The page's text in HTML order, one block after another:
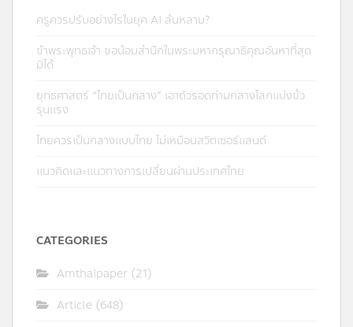
ครูควรปรับอย่างไรในยุค AI ล้นหลาม?
ข้าพระพุทธเจ้า ขอน้อมสำนึกในพระมหากรุณาธิคุณอันหาที่สุด
มิได้
ยุทธศาสตร์ “ไทยเป็นกลาง” เอาตัวรอดท่ามกลางโลกแบ่งขั้ว
รุนแรง
ไทยควรเป็นกลางแบบไทย ไม่เหมือนสวิตเซอร์แลนด์
แนวคิดและแนวทางการเปลี่ยนผ่านประเทศไทย
CATEGORIES
Amthaipaper (21)
Article (648)